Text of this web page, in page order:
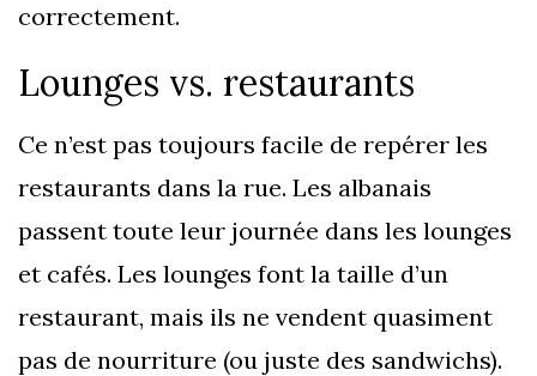
correctement.
Lounges vs. restaurants
Ce n’est pas toujours facile de repérer les
restaurants dans la rue. Les albanais
passent toute leur journée dans les lounges
et cafés. Les lounges font la taille d’un
restaurant, mais ils ne vendent quasiment
pas de nourriture (ou juste des sandwichs).